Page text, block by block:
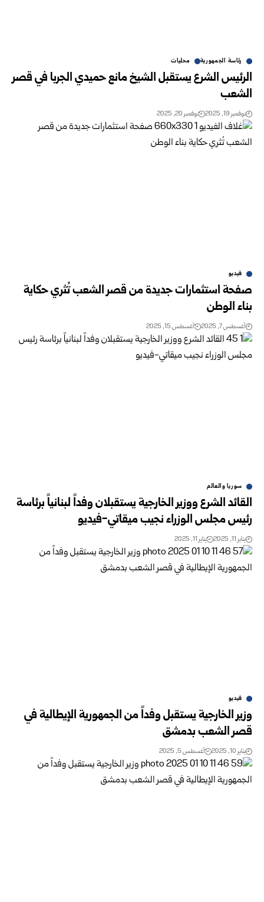
رئاسة الجمهورية محليات
الرئيس الشرع يستقبل الشيخ مانع حميدي الجربا في قصر
الشعب
نوفمبر 19, 2025 نوفمبر 20, 2025
فيديو
صفحة استثمارات جديدة من قصر الشعب تُثري حكاية
بناء الوطن
أغسطس 7, 2025 أغسطس 15, 2025
سوريا والعالم
القائد الشرع ووزير الخارجية يستقبلان وفداً لبنانياً برئاسة
رئيس مجلس الوزراء نجيب ميقاتي-فيديو
يناير 11, 2025 يناير 11, 2025
فيديو
وزير الخارجية يستقبل وفداً من الجمهورية الإيطالية في
قصر الشعب بدمشق
يناير 10, 2025 أغسطس 5, 2025